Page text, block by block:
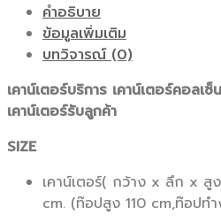
คำอธิบาย
ข้อมูลเพิ่มเติม
บทวิจารณ์ (0)
เคาน์เตอร์บริการ เคาน์เตอร์คอลเ
เคาน์เตอร์รับลูกค้า
SIZE
เคาน์เตอร์( กว้าง x ลึก x
cm. (ท๊อปสูง 110 cm,ท๊อปท